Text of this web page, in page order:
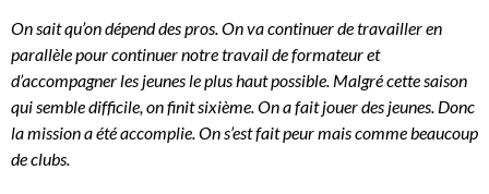
On sait qu’on dépend des pros. On va continuer de travailler en
parallèle pour continuer notre travail de formateur et
d’accompagner les jeunes le plus haut possible. Malgré cette saison
qui semble difficile, on finit sixième. On a fait jouer des jeunes. Donc
la mission a été accomplie. On s’est fait peur mais comme beaucoup
de clubs.